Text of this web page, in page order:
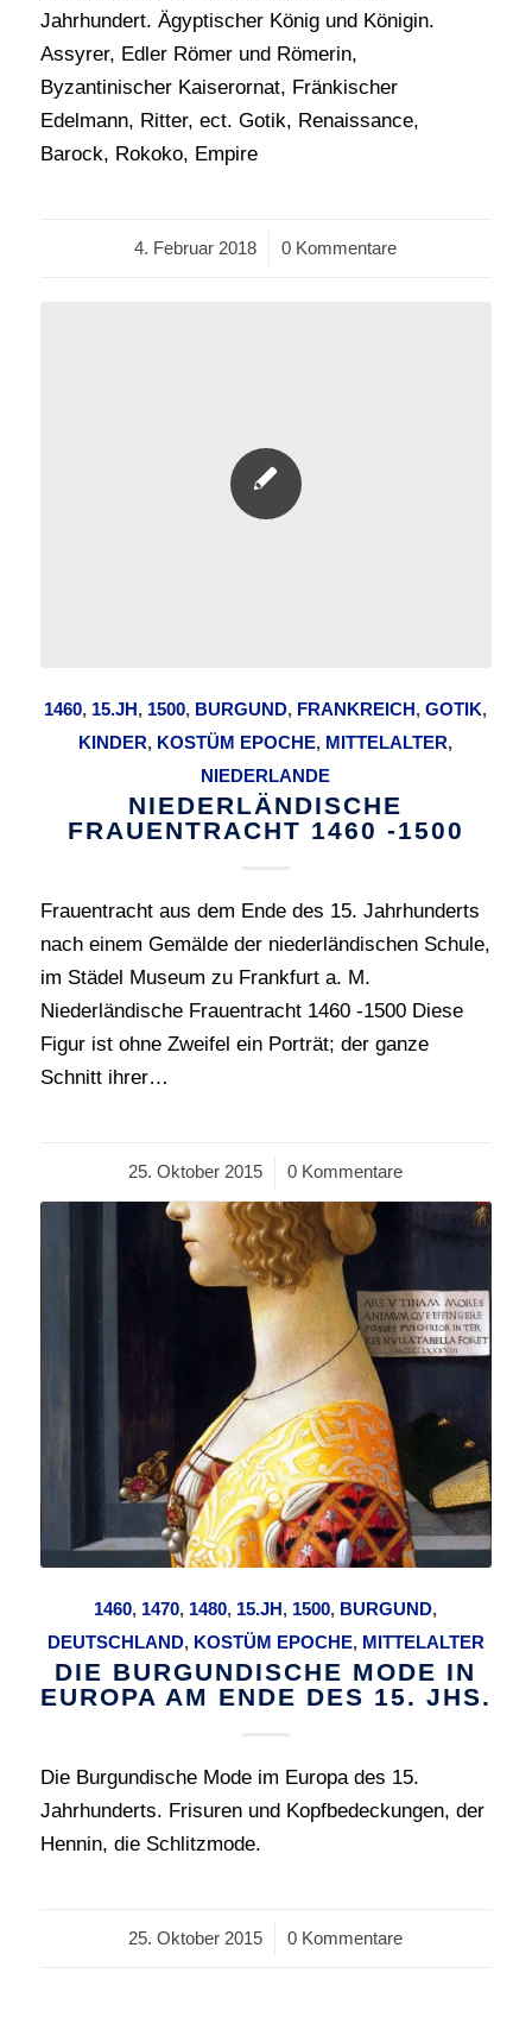
Jahrhundert. Ägyptischer König und Königin.
Assyrer, Edler Römer und Römerin,
Byzantinischer Kaiserornat, Fränkischer
Edelmann, Ritter, ect. Gotik, Renaissance,
Barock, Rokoko, Empire
4. Februar 2018
/ 0 Kommentare
1460, 15.JH, 1500, BURGUND, FRANKREICH,GOTIK,
KINDER, KOSTÜM EPOCHE, MITTELALTER,
NIEDERLANDE
NIEDERLÄNDISCHE
FRAUENTRACHT 1460 -1500
Frauentracht aus dem Ende des 15. Jahrhunderts
nach einem Gemälde der niederländischen Schule,
im Städel Museum zu Frankfurt a. M.
Niederländische Frauentracht 1460 -1500 Diese
Figur ist ohne Zweifel ein Porträt; der ganze
Schnitt ihrer…
25. Oktober 2015
/ 0 Kommentare
1460, 1470, 1480, 15.JH, 1500, BURGUND,
DEUTSCHLAND, KOSTÜM EPOCHE, MITTELALTER
DIE BURGUNDISCHE MODE IN
EUROPA AM ENDE DES 15. JHS.
Die Burgundische Mode im Europa des 15.
Jahrhunderts. Frisuren und Kopfbedeckungen, der
Hennin, die Schlitzmode.
25. Oktober 2015
/ 0 Kommentare